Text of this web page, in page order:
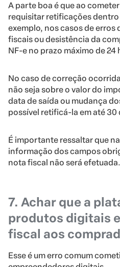
A parte boa é que ao
requisitar retificações
exemplo, nos casos de erros
fiscais ou desistência da
NF-e no prazo máximo de 24
No caso de correção
não seja sobre o valor do
data de saída ou mudança
possível retificá-la em até 30
É importante ressaltar que
informação dos campos
nota fiscal não será efetuada.
7. Achar que a
produtos digitais
fiscal aos
Esse é um erro comum